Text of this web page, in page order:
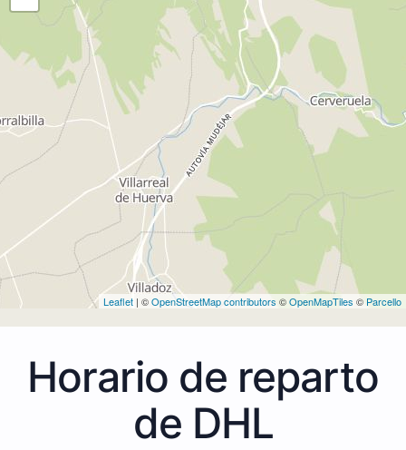
Leaflet | ©OpenStreetMap contributors ©OpenMapTiles © Parcello
Horario de reparto
de DHL